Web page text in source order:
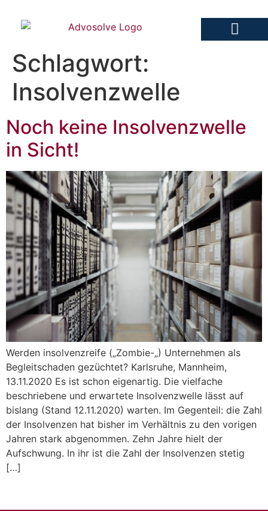
Schlagwort:
Insolvenzwelle
Noch keine Insolvenzwelle
in Sicht!
Werden insolvenzreife („Zombie-„) Unternehmen als
Begleitschaden gezüchtet? Karlsruhe, Mannheim,
13.11.2020 Es ist schon eigenartig. Die vielfache
beschriebene und erwartete Insolvenzwelle lässt auf
bislang (Stand 12.11.2020) warten. Im Gegenteil: die Zahl
der Insolvenzen hat bisher im Verhältnis zu den vorigen
Jahren stark abgenommen. Zehn Jahre hielt der
Aufschwung. In ihr ist die Zahl der Insolvenzen stetig
[…]